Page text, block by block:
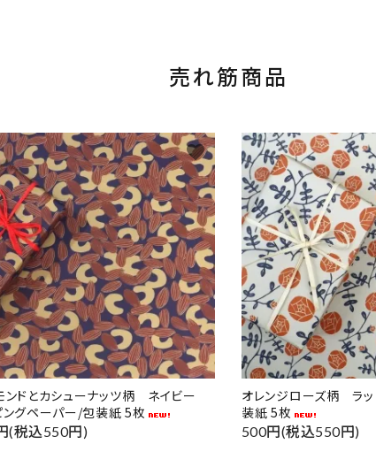
売れ筋商品
ンドとカシューナッツ柄 ネイビー
ングペーパー/包装紙 5枚
(税込550円)
favorite
オレンジローズ柄 ラ
装紙 5枚
500円(税込550円)